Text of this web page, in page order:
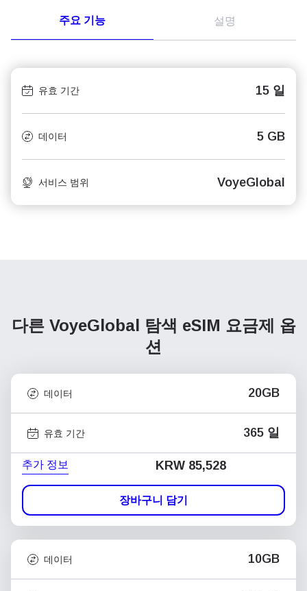
주요 기능 설명
유효 기간 15 일
데이터 5 GB
서비스 범위 VoyeGlobal
다른 VoyeGlobal 탐색 eSIM 요금제 옵
션
데이터 20GB
유효 기간 365 일
추가 정보 KRW 85,528
장바구니 담기
데이터 10GB